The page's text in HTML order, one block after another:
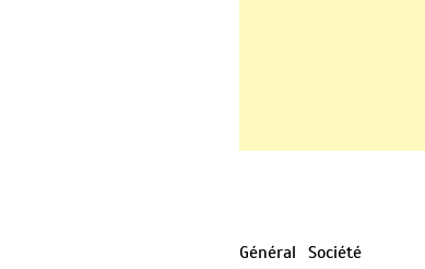
Général Société